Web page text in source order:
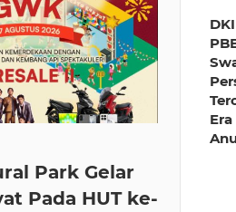
Park Gelar
Pada HUT ke-